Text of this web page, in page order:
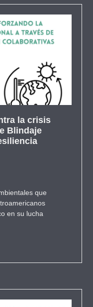
la crisis
Blindaje
que
en su lucha